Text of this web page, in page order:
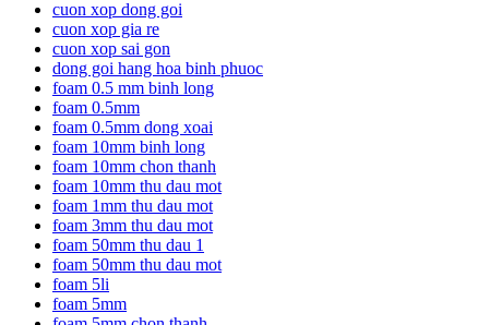
cuon xop dong goi
cuon xop gia re
cuon xop sai gon
dong goi hang hoa binh phuoc
foam 0.5 mm binh long
foam 0.5mm
foam 0.5mm dong xoai
foam 10mm binh long
foam 10mm chon thanh
foam 10mm thu dau mot
foam 1mm thu dau mot
foam 3mm thu dau mot
foam 50mm thu dau 1
foam 50mm thu dau mot
foam 5li
foam 5mm